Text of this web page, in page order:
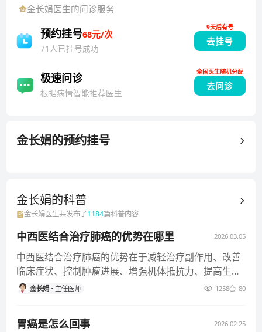
临床经验。从事中医中西医结合治疗胸部治疗已有30余
年，有丰富的临床治疗经验。
金长娟医生的问诊服务
预约挂号68元/次
71人已挂号成功
去挂号
9天后有号
极速问诊
根据病情智能推荐医生
去问诊
全国医生随机分配
金长娟的预约挂号
金长娟的科普
金长娟医生共发布了1184篇科普内容
中西医结合治疗肺癌的优势在哪里 2026.03.05
中西医结合治疗肺癌的优势在于减轻治疗副作用、改善
临床症状、控制肿瘤进展、增强机体抵抗力、提高生存
质量，弥补单一治疗局限，
金长娟 主任医师 1258 80
胃癌是怎么回事 2026.02.25